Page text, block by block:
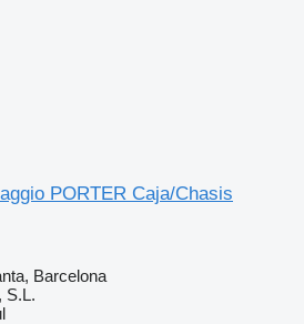
PORTER Caja/Chasis
Barcelona
S.L.